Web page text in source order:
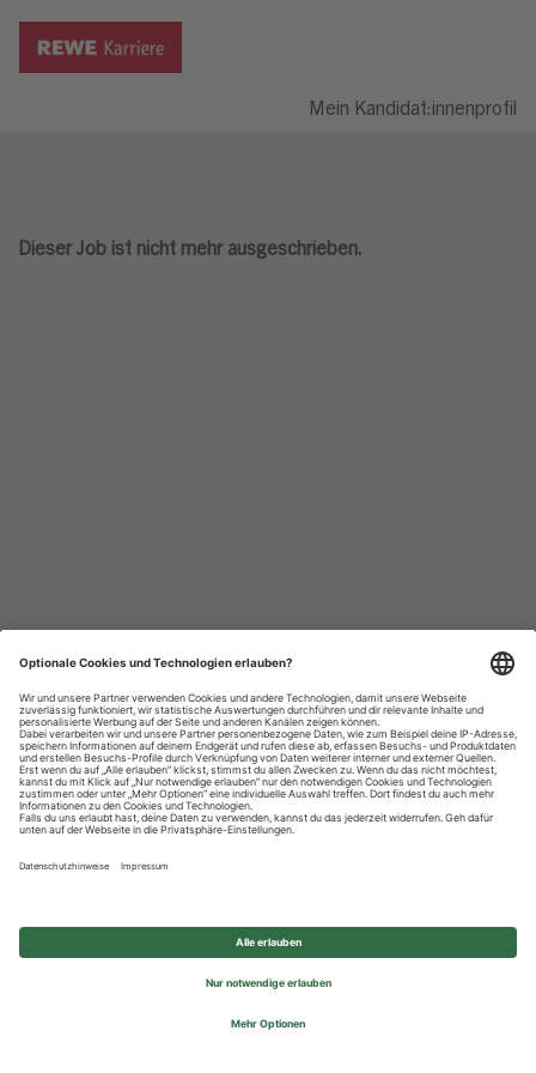
Mein Kandidat:innenprofil
Dieser Job ist nicht mehr ausgeschrieben.
Datenschutzhinweise
Impressum
Privatsphäre-Einstellungen
© 2026 REWE Group - All rights reserved